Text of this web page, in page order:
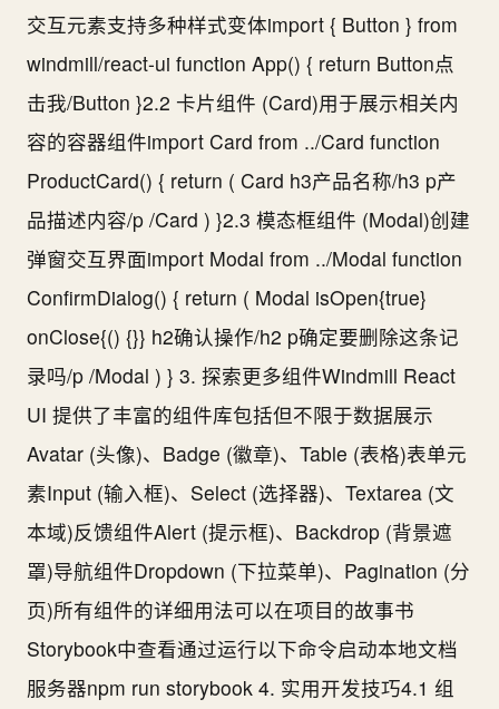
交互元素支持多种样式变体import { Button } from
windmill/react-ui function App() { return Button点
击我/Button }2.2 卡片组件 (Card)用于展示相关内
容的容器组件import Card from ../Card function
ProductCard() { return ( Card h3产品名称/h3 p产
品描述内容/p /Card ) }2.3 模态框组件 (Modal)创建
弹窗交互界面import Modal from ../Modal function
ConfirmDialog() { return ( Modal isOpen{true}
onClose{() {}} h2确认操作/h2 p确定要删除这条记
录吗/p /Modal ) } 3. 探索更多组件Windmill React
UI 提供了丰富的组件库包括但不限于数据展示
Avatar (头像)、Badge (徽章)、Table (表格)表单元
素Input (输入框)、Select (选择器)、Textarea (文
本域)反馈组件Alert (提示框)、Backdrop (背景遮
罩)导航组件Dropdown (下拉菜单)、Pagination (分
页)所有组件的详细用法可以在项目的故事书
Storybook中查看通过运行以下命令启动本地文档
服务器npm run storybook 4. 实用开发技巧4.1 组